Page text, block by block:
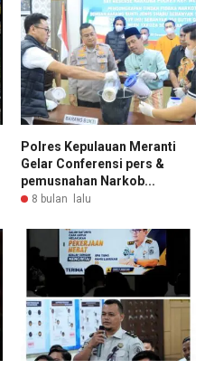
Polres Kepulauan Meranti
Gelar Conferensi pers &
pemusnahan Narkob...
8 bulan lalu